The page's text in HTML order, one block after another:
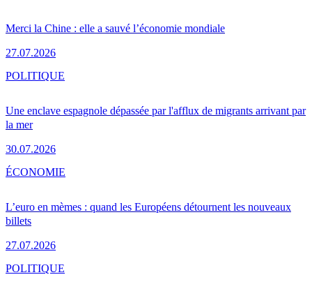
Merci la Chine : elle a sauvé l’économie mondiale
27.07.2026
Une enclave espagnole dépassée par l'afflux de migrants arrivant par
la mer
30.07.2026
POLITIQUE
L’euro en mèmes : quand les Européens détournent les nouveaux
billets
27.07.2026
ÉCONOMIE
POLITIQUE